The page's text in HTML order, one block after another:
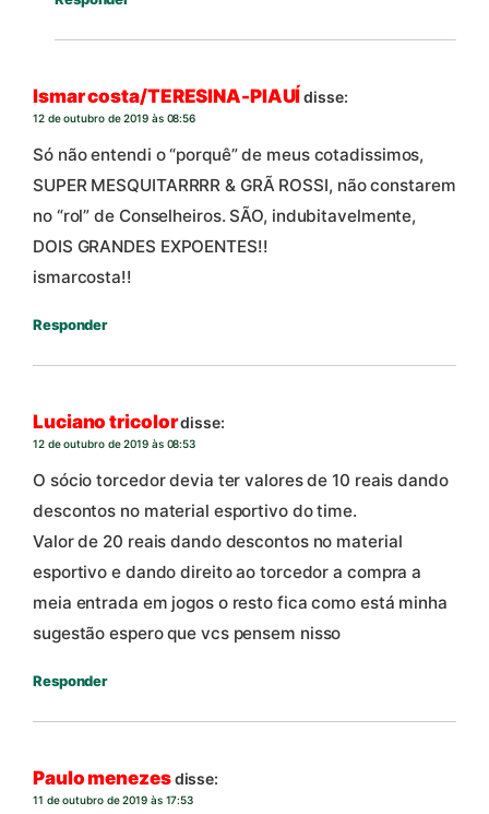
Ismar costa/TERESINA-PIAUÍdisse:
12 de outubro de 2019 às 08:56
Só não entendi o “porquê” de meus cotadissimos,
SUPER MESQUITARRRR & GRÃ ROSSI, não constarem
no “rol” de Conselheiros. SÃO, indubitavelmente,
DOIS GRANDES EXPOENTES!!
ismarcosta!!
Responder
Luciano tricolordisse:
12 de outubro de 2019 às 08:53
O sócio torcedor devia ter valores de 10 reais dando
descontos no material esportivo do time.
Valor de 20 reais dando descontos no material
esportivo e dando direito ao torcedor a compra a
meia entrada em jogos o resto fica como está minha
sugestão espero que vcs pensem nisso
Responder
Paulo menezesdisse:
11 de outubro de 2019 às 17:53